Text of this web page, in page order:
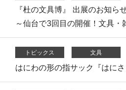
『杜の文具博』 出展のお知ら
～仙台で3回目の開催！文具
トピックス 文具
はにわの形の指サック『はに